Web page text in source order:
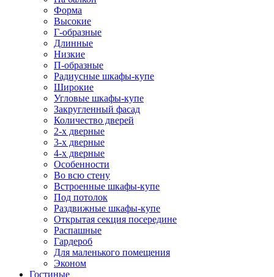
Форма
Высокие
Г-образные
Длинные
Низкие
П-образные
Радиусные шкафы-купе
Широкие
Угловые шкафы-купе
Закругленный фасад
Количество дверей
2-х дверные
3-х дверные
4-х дверные
Особенности
Во всю стену
Встроенные шкафы-купе
Под потолок
Раздвижные шкафы-купе
Открытая секция посередине
Распашные
Гардероб
Для маленького помещения
Эконом
Гостиные